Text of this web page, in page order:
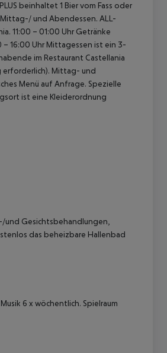
beinhaltet 1 Bier vom Fass oder
Mittag-/ und Abendessen. ALL-
11:00 – 01:00 Uhr Getränke
– 16:00 Uhr Mittagessen ist ein 3-
im Restaurant Castellania
erforderlich). Mittag- und
Menü auf Anfrage. Spezielle
ist eine Kleiderordnung
und Gesichtsbehandlungen,
das beheizbare Hallenbad
6 x wöchentlich. Spielraum